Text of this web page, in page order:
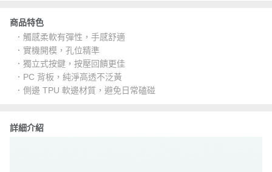
商品特色
．觸感柔軟有彈性，手感舒適
．實機開模，孔位精準
．獨立式按鍵，按壓回饋更佳
．PC 背板，純淨高透不泛黃
．側邊 TPU 軟邊材質，避免日常磕碰
詳細介紹